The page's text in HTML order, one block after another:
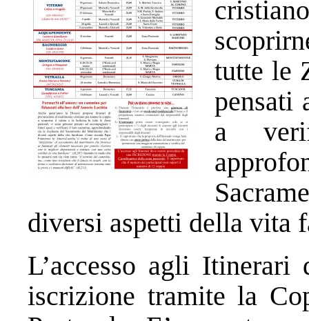
tutte le
pensati
a
diversi aspetti della vita
L’accesso agli Itinerari
iscrizione tramite la